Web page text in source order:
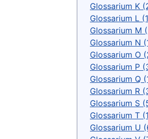
Glossarium K
Glossarium L
Glossarium M
Glossarium N
Glossarium O
Glossarium P
Glossarium Q
Glossarium R
Glossarium S
Glossarium T
Glossarium U